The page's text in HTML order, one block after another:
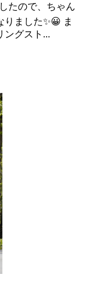
たので、ちゃん
ました✨😀 ま
ングスト...